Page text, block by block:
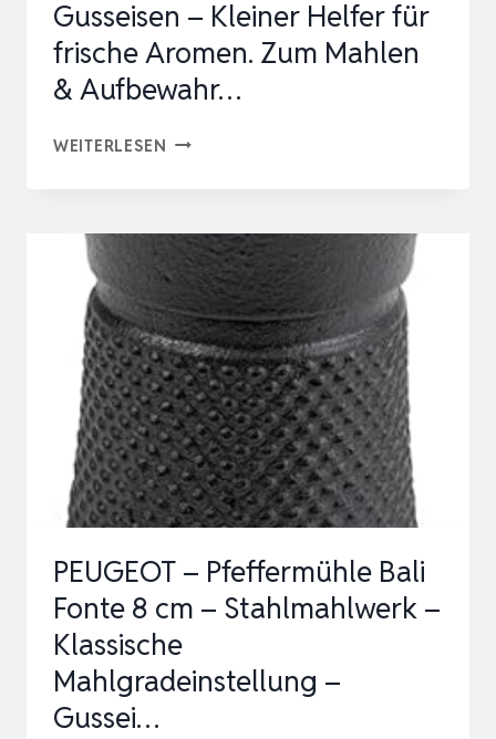
Gusseisen – Kleiner Helfer für
frische Aromen. Zum Mahlen
& Aufbewahr…
WEITERLESEN PETROMAX
GUSSEISEN
–
KLEINER
HELFER
FÜR
FRISCHE
AROMEN.
ZUM
MAHLEN
AUFBEWAHR…
PEUGEOT – Pfeffermühle Bali
Fonte 8 cm – Stahlmahlwerk –
Klassische
Mahlgradeinstellung –
Gussei…